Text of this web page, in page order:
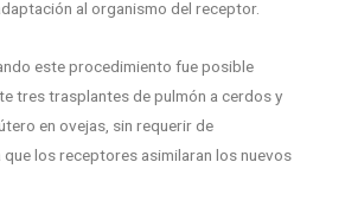
al organismo del receptor.
este procedimiento fue posible
tres trasplantes de pulmón a cerdos y
en ovejas, sin requerir de
los receptores asimilaran los nuevos